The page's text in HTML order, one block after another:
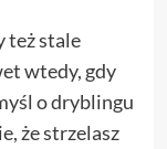
też stale
wtedy, gdy
o dryblingu
że strzelasz